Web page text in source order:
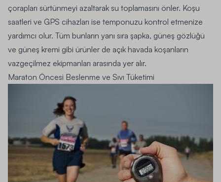
çorapları sürtünmeyi azaltarak su toplamasını önler. Koşu
saatleri ve GPS cihazları ise temponuzu kontrol etmenize
yardımcı olur. Tüm bunların yanı sıra şapka, güneş gözlüğü
ve güneş kremi gibi ürünler de açık havada koşanların
vazgeçilmez ekipmanları arasında yer alır.
Maraton Öncesi Beslenme ve Sıvı Tüketimi